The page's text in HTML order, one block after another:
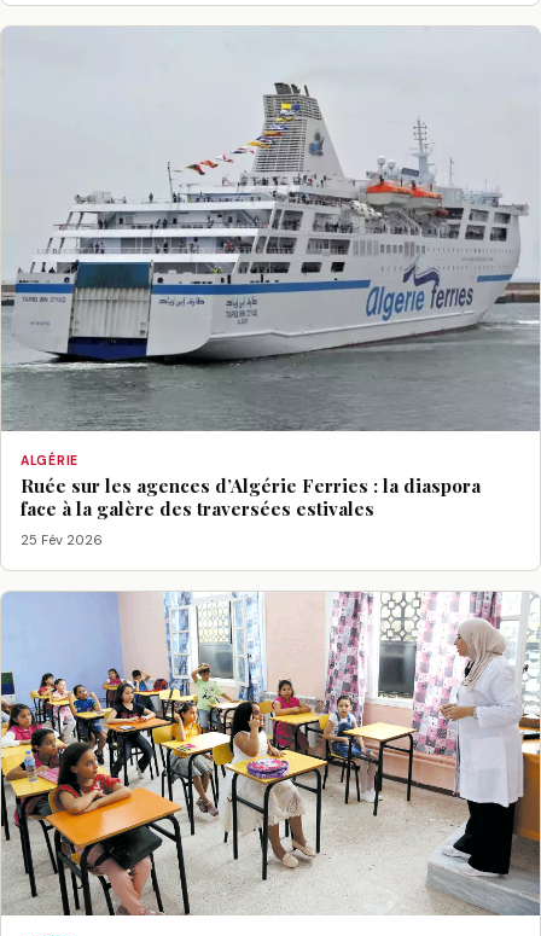
ALGÉRIE
Ruée sur les agences d’Algérie Ferries : la diaspora
face à la galère des traversées estivales
25 Fév 2026